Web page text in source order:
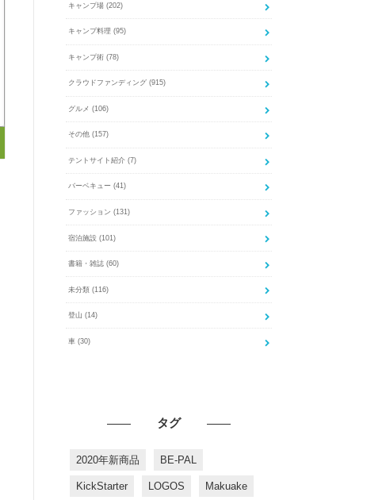
キャンプ場 (202)
キャンプ料理 (95)
キャンプ術 (78)
クラウドファンディング (915)
グルメ (106)
その他 (157)
テントサイト紹介 (7)
バーベキュー (41)
ファッション (131)
宿泊施設 (101)
書籍・雑誌 (60)
未分類 (116)
登山 (14)
車 (30)
タグ
2020年新商品 BE-PAL
KickStarter LOGOS Makuake